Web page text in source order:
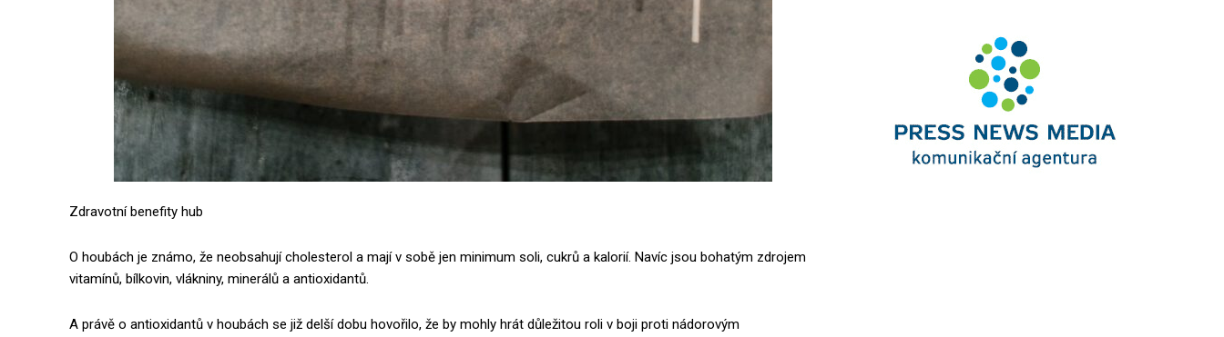
Zdravotní benefity hub
O houbách je známo, že neobsahují cholesterol a mají v sobě jen minimum soli, cukrů a kalorií. Navíc jsou bohatým zdrojem
vitamínů, bílkovin, vlákniny, minerálů a antioxidantů.
A právě o antioxidantů v houbách se již delší dobu hovořilo, že by mohly hrát důležitou roli v boji proti nádorovým